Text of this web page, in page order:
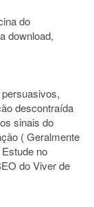
do
download,
descontraída
sinais do
( Geralmente
no
do Viver de